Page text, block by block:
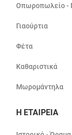
Οπωροπωλείο -
Γιαούρτια
Φέτα
Καθαριστικά
Μωρομάντηλα
Η ΕΤΑΙΡΕΙΑ